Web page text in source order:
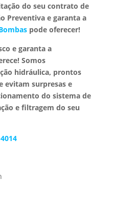
do seu contrato de
Preventiva e garanta a
pode oferecer!
e garanta a
Somos
hidráulica, prontos
evitam surpresas e
do sistema de
e filtragem do seu